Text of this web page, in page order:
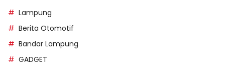
Lampung
Berita Otomotif
Bandar Lampung
GADGET